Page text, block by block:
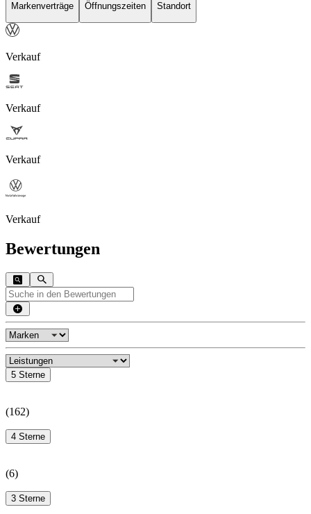
Markenverträge Öffnungszeiten Standort
Verkauf
Verkauf
Verkauf
Verkauf
Bewertungen
5 Sterne
(162)
4 Sterne
(6)
3 Sterne